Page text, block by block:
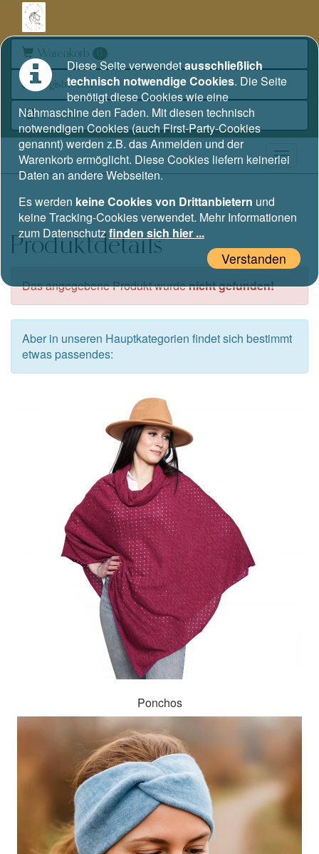
Warenkorb 0
Registrieren
Anmelden
Produktdetails
Das angegebene Produkt wurdenicht gefunden!
Aber in unseren Hauptkategorien findet sich bestimmt
etwas passendes:
Ponchos
Diese Seite verwendetausschließlich
technisch notwendige Cookies. Die Seite
benötigt diese Cookies wie eine
Nähmaschine den Faden. Mit diesen technisch
notwendigen Cookies (auch First-Party-Cookies
genannt) werden z.B. das Anmelden und der
Warenkorb ermöglicht. Diese Cookies liefern keinerlei
Daten an andere Webseiten.
Es werden keine Cookies von Drittanbietern und
keine Tracking-Cookies verwendet. Mehr Informationen
zum Datenschutzfinden sich hier ...
Verstanden